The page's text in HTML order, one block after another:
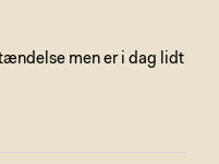
men er i dag lidt